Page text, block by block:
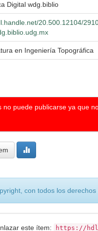
Digital wdg.biblio
20.500.12104/
en Ingeniería Topográfica
puede publicarse ya que
con todos los
este ítem: https://